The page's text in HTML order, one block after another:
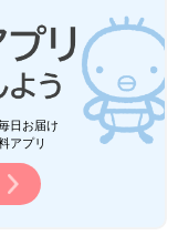
日お届け
アプリ